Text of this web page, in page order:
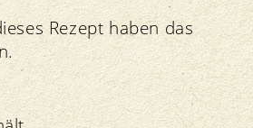
Rezept haben das